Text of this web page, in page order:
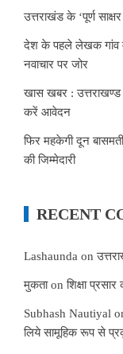
उत्तराखंड के ‘पूर्ण
देश के पहले लेखक गांव में
नवाचार पर जोर
खास खबर :
करें आवेदन
फिर महकेगी दून
की जिम्मेदारी
RECENT
Lashaunda on
मुकताonशिक्षा
Subhash Nautiyal
लिये सामूहिक रूप से